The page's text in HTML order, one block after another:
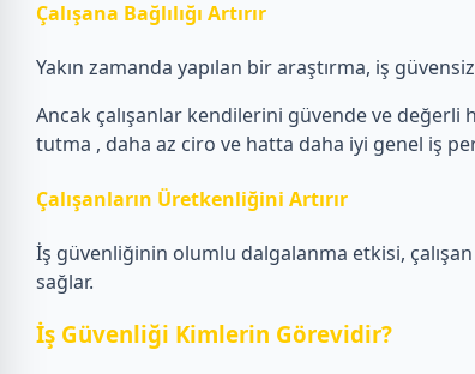
Çalışana Bağlılığı Artırır
Yakın zamanda yapılan bir araştırma, iş
Ancak çalışanlar kendilerini güvende ve değerli
tutma , daha az ciro ve hatta daha iyi genel iş
Çalışanların Üretkenliğini Artırır
İş güvenliğinin olumlu dalgalanma etkisi,
sağlar.
İş Güvenliği Kimlerin Görevidir?